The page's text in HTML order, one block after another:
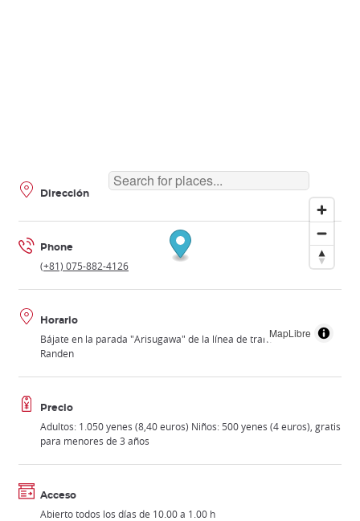
MapLibre
Dirección
Phone
(+81) 075-882-4126
Horario
Bájate en la parada "Arisugawa" de la línea de tranvía Keifuku
Randen
Precio
Adultos: 1.050 yenes (8,40 euros) Niños: 500 yenes (4 euros), gratis
para menores de 3 años
Acceso
Abierto todos los días de 10.00 a 1.00 h